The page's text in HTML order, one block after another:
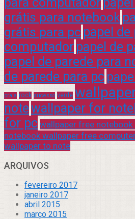
grátis para notebook
grátis para pc papel de
computador papel de
papel de parede para
de parede para pc
praia rock sucesso verde
notewallpaper for
for pc wallpaper free notebook
notebook wallpaper free
wallpaper to note
ARQUIVOS
fevereiro 2017
janeiro 2017
abril 2015
março 2015